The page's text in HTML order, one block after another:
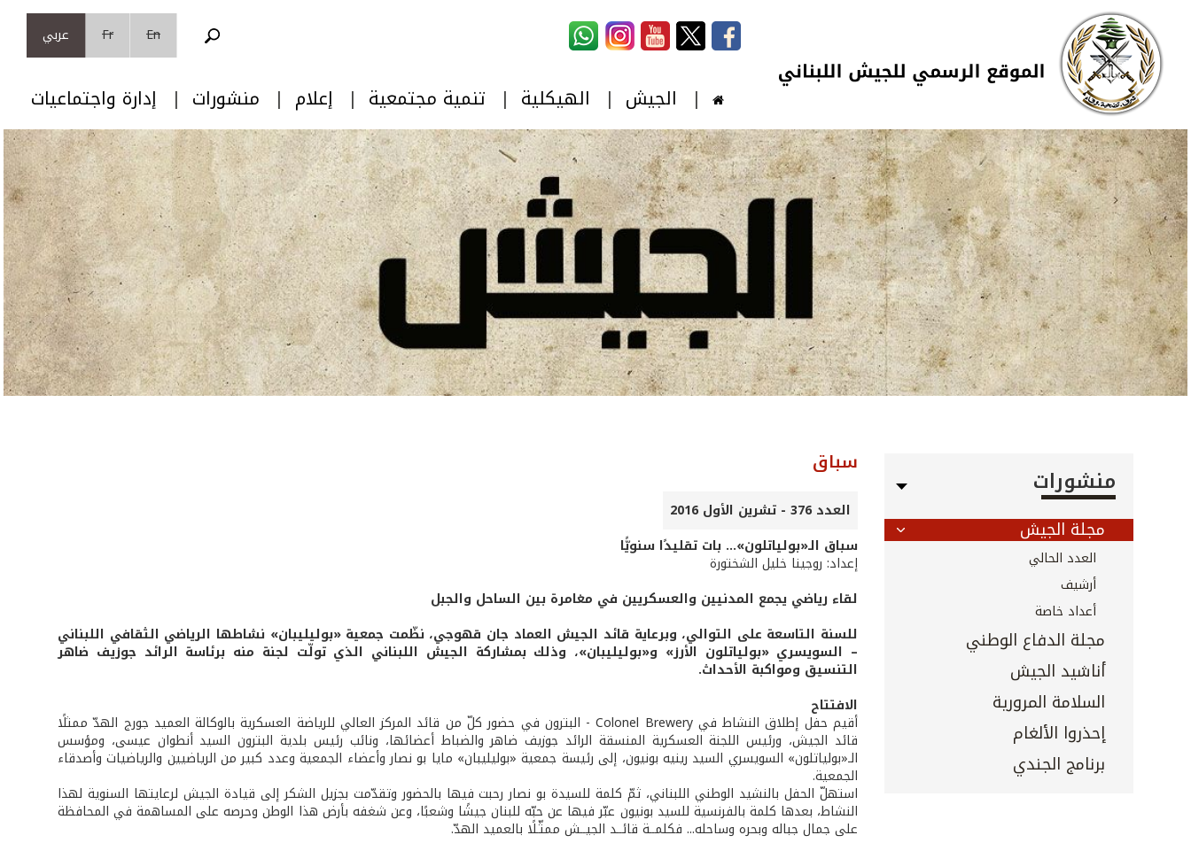
تجاوز إلى المحتوى الرئيسي
Skip to navigation
En
Fr عربي
الجيش الهيكلية تنمية مجتمعية إعلام منشورات إدارة واجتماعيات
منشورات
مجلة الجيش
العدد الحالي
أرشيف
أعداد خاصة
مجلة الدفاع الوطني
أناشيد الجيش
السلامة المرورية
إحذروا الألغام
برنامج الجندي
سباق
العدد 376 - تشرين الأول 2016
سباق الـ«بولياتلون»... بات تقليدًا سنويًّا
إعداد: روجينا خليل الشختورة
لقاء رياضي يجمع المدنيين والعسكريين في مغامرة بين الساحل والجبل
للسنة التاسعة على التوالي، وبرعاية قائد الجيش العماد جان قهوجي، نظّمت جمعية «بوليليبان» نشاطها الرياضي الثقافي اللبناني
– السويسري «بولياتلون الأرز» و«بوليليبان»، وذلك بمشاركة الجيش اللبناني الذي تولّت لجنة منه برئاسة الرائد جوزيف ضاهر
التنسيق ومواكبة الأحداث.
الافتتاح
أقيم حفل إطلاق النشاط في Colonel Brewery - البترون في حضور كلّ من قائد المركز العالي للرياضة العسكرية بالوكالة العميد جورج الهدّ ممثلًا
قائد الجيش، ورئيس اللجنة العسكرية المنسقة الرائد جوزيف ضاهر والضباط أعضائها، ونائب رئيس بلدية البترون السيد أنطوان عيسى، ومؤسس
الـ«بولياتلون» السويسري السيد رينيه بونيون، إلى رئيسة جمعية «بوليليبان» مايا بو نصار وأعضاء الجمعية وعدد كبير من الرياضيين والرياضيات وأصدقاء
الجمعية.
استهلّ الحفل بالنشيد الوطني اللبناني، ثمّ كلمة للسيدة بو نصار رحبت فيها بالحضور وتقدّمت بجزيل الشكر إلى قيادة الجيش لرعايتها السنوية لهذا
النشاط، بعدها كلمة بالفرنسية للسيد بونيون عبّر فيها عن حبّه للبنان جيشًا وشعبًا، وعن شغفه بأرض هذا الوطن وحرصه على المساهمة في المحافظة
على جمال جباله وبحره وساحله... فكلمــة قائــد الجيــش ممثّـلًا بالعميد الهدّ.